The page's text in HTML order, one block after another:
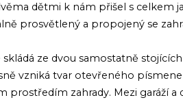
dětmi k nám přišel s celkem
prosvětlený a propojený se
skládá ze dvou samostatně
vzniká tvar otevřeného
prostředím zahrady. Mezi garáží